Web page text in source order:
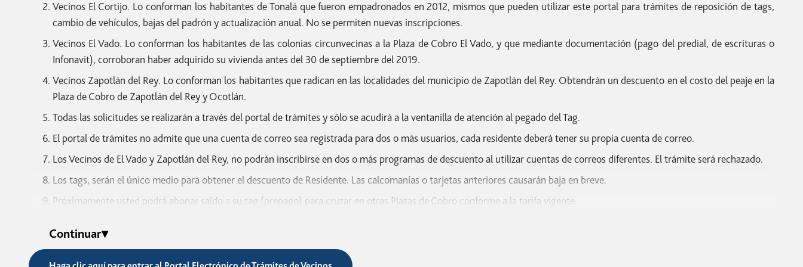
Documentación y requisitos de inscripción:
Radicar en los ejidos autorizados.
Identificación del INE por ambos lados y con domicilio del ejido autorizado en el programa.
Comprobante de domicilio oficial no mayor a dos meses de antigüedad. El domicilio será igual al domicilio del INE).
Pago del refrendo vehicular del año en curso o tarjeta de circulación del año actual a nombre del residente, y placas del Estado de Nayarit, o en su caso las placas del año
en curso que le fueron proporcionadas por agrupaciones o asociaciones campesinas. Es importante que cada vez que cambie de placas, debe realizar la solicitud en este
portal de trámites.
Documentación para reposición de tags o cambio de vechículos:
Pago del refrendo vehicular del año en curso o tarjeta de circulación del año actual a nombre del solicitante, y placas del Estado de Nayarit.
Tag colocado en el parabrisas del vehículo.
Vecinos El Cortijo. Lo conforman los habitantes de Tonalá que fueron empadronados en 2012, mismos que pueden utilizar este portal para trámites de reposición de tags,
cambio de vehículos, bajas del padrón y actualización anual. No se permiten nuevas inscripciones.
Vecinos El Vado. Lo conforman los habitantes de las colonias circunvecinas a la Plaza de Cobro El Vado, y que mediante documentación (pago del predial, de escrituras o
Infonavit), corroboran haber adquirido su vivienda antes del 30 de septiembre del 2019.
Vecinos Zapotlán del Rey. Lo conforman los habitantes que radican en las localidades del municipio de Zapotlán del Rey. Obtendrán un descuento en el costo del peaje en la
Plaza de Cobro de Zapotlán del Rey y Ocotlán.
Todas las solicitudes se realizarán a través del portal de trámites y sólo se acudirá a la ventanilla de atención al pegado del Tag.
El portal de trámites no admite que una cuenta de correo sea registrada para dos o más usuarios, cada residente deberá tener su propia cuenta de correo.
Los Vecinos de El Vado y Zapotlán del Rey, no podrán inscribirse en dos o más programas de descuento al utilizar cuentas de correos diferentes. El trámite será rechazado.
Los tags, serán el único medio para obtener el descuento de Residente. Las calcomanías o tarjetas anteriores causarán baja en breve.
Próximamente usted podrá abonar saldo a su tag (prepago) para cruzar en otras Plazas de Cobro conforme a la tarifa vigente.
Documentación y requisitos de inscripción (Vecino El Vado y Zapotlán del Rey):
Radicar en las colonias o localidades autorizadas.
Identificación del INE por ambos lados y con domicilio de la localidad autorizada en el Programa.
Continuar▾